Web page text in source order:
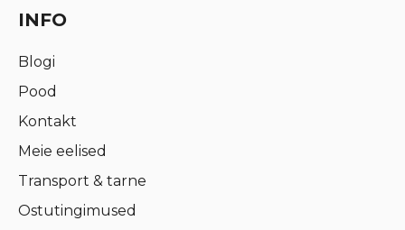
INFO
Blogi
Pood
Kontakt
Meie eelised
Transport & tarne
Ostutingimused